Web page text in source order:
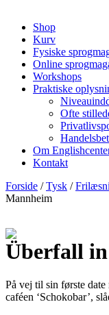
Shop
Kurv
Fysiske
Online
Workshops
Praktiske
Ofte
Om
Kontakt
Forside /Tysk /
Mannheim
Überfall
På vej til sin første
caféen ‘Schokobar’,